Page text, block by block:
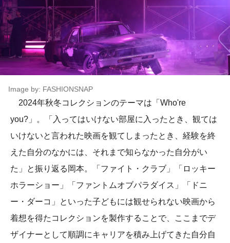
Image by: FASHIONSNAP
2024年秋冬コレクションのテーマは「Who're
you?」。「入ってはいけない部屋に入ったとき、観ては
いけないと言われた映画を観てしまったとき、経験を終
えた自分のなかには、それまで知らなかった自分がい
た」と振り返る岡本。「ファイト・クラブ」「ロッキー
ホラーショー」「ファントムオブパラダイス」「ドニ
ー・ダーコ」といった子どもには観せられない映画から
着想を得たコレクションを製作することで、ここまでデ
ザイナーとして順調にキャリアを積み上げてきた自分自